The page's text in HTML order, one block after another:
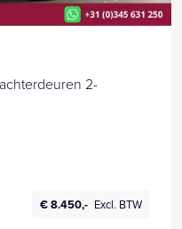
2-
€ 8.450,- Excl. BTW